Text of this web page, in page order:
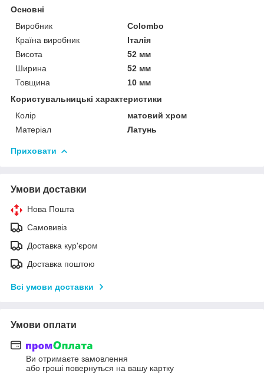
Основні
Виробник
Colombo
Країна виробник
Італія
Висота
52 мм
Ширина
52 мм
Товщина
10 мм
Користувальницькі характеристики
Колір
матовий хром
Матеріал
Латунь
Приховати
Умови доставки
Нова Пошта
Самовивіз
Доставка кур'єром
Доставка поштою
Всі умови доставки
Умови оплати
Ви отримаєте замовлення
або гроші повернуться на вашу картку